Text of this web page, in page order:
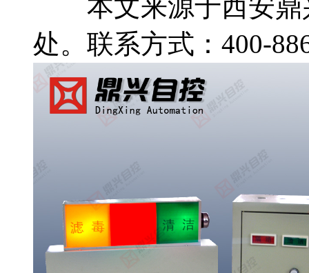
本文来源于西安鼎
处。联系方式：400-